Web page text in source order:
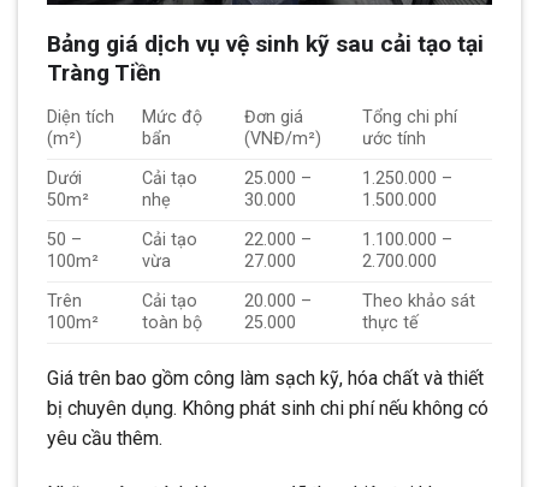
Bảng giá dịch vụ vệ sinh kỹ sau cải tạo tại
Tràng Tiền
Diện tích
(m²)
Mức độ
bẩn
Đơn giá
(VNĐ/m²)
Tổng chi phí
ước tính
Dưới
50m²
Cải tạo
nhẹ
25.000 –
30.000
1.250.000 –
1.500.000
50 –
100m²
Cải tạo
vừa
22.000 –
27.000
1.100.000 –
2.700.000
Trên
100m²
Cải tạo
toàn bộ
20.000 –
25.000
Theo khảo sát
thực tế
Giá trên bao gồm công làm sạch kỹ, hóa chất và thiết
bị chuyên dụng. Không phát sinh chi phí nếu không có
yêu cầu thêm.